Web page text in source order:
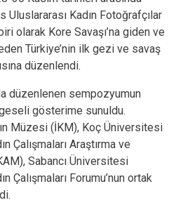
Kadın Fotoğrafçılar
olarak Kore Savaşı’na giden ve
Türkiye’nin ilk gezi ve savaş
düzenlendi.
düzenlenen sempozyumun
gösterime sunuldu.
Müzesi (İKM), Koç Üniversitesi
Çalışmaları Araştırma ve
Sabancı Üniversitesi
Çalışmaları Forumu’nun ortak